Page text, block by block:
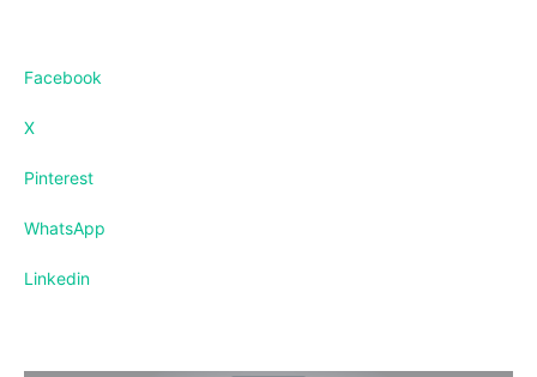
Facebook
X
Pinterest
WhatsApp
Linkedin